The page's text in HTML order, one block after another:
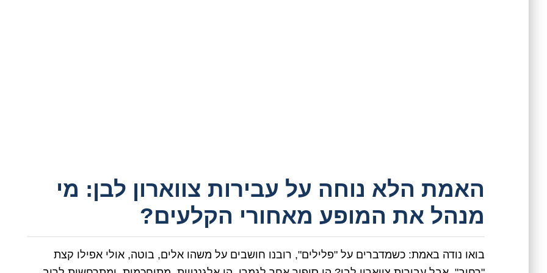
האמת הלא נוחה על עבירות צווארון לבן: מי
מנהל את המופע מאחורי הקלעים?
בואו נודה באמת: כשמדברים על "פלילים", רובנו חושבים על משהו אלים, בוטה, אולי אפילו קצת